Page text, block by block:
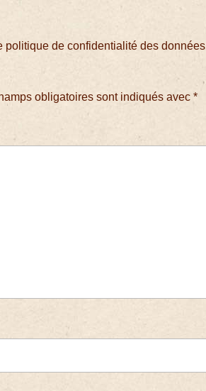
politique de confidentialité des données
obligatoires sont indiqués avec*